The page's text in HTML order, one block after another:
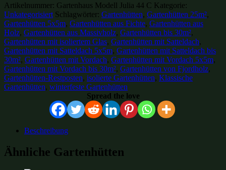
Artikelnummer: Gartenhaus Modell Julia 44 C Kategorie:
Unkategorisiert Schlagwörter: Gartenhütten, Gartenhütten 25m²,
Gartenhütten 5x5m, Gartenhütten aus Fichte, Gartenhütten aus
Holz, Gartenhütten aus Massivholz, Gartenhütten bis 30m²,
Gartenhütten mit isoliertem Glas, Gartenhütten mit Satteldach,
Gartenhütten mit Satteldach 5x5m, Gartenhütten mit Satteldach bis
30m², Gartenhütten mit Vordach, Gartenhütten mit Vordach 5x5m,
Gartenhütten mit Vordach bis 30m², Gartenhütten von Fjordholz,
Gartenhütten-Restposten, isolierte Gartenhütten, Klassische
Gartenhütten, winterfeste Gartenhütten
Spread the love
Beschreibung
Ähnliche Gartenhütten